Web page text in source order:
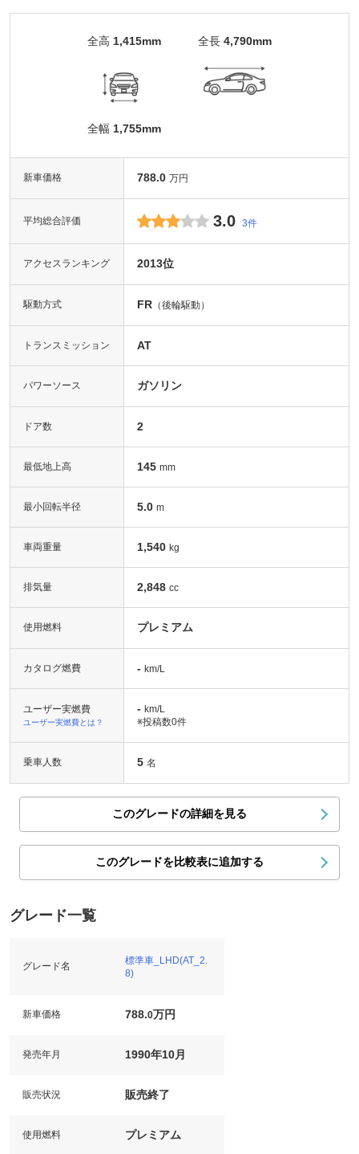
全高 1,415mm
全幅 1,755mm
全長 4,790mm
新車価格 788.0 万円
平均総合評価 3.0 3件
アクセスランキング 2013位
駆動方式 FR （後輪駆動）
トランスミッション AT
パワーソース ガソリン
ドア数 2
最低地上高 145 mm
最小回転半径 5.0 m
車両重量 1,540 kg
排気量 2,848 cc
使用燃料 プレミアム
カタログ燃費 - km/L
ユーザー実燃費
ユーザー実燃費とは？
- km/L
※投稿数0件
乗車人数 5 名
このグレードの詳細を見る
このグレードを比較表に追加する
グレード一覧
グレード名
標準車_LHD(AT_2.
8)
新車価格 788.0万円
発売年月 1990年10月
販売状況 販売終了
使用燃料 プレミアム